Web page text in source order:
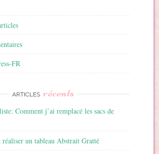
FR
ARTICLES récents
Comment j’ai remplacé les sacs de
un tableau Abstrait Gratté